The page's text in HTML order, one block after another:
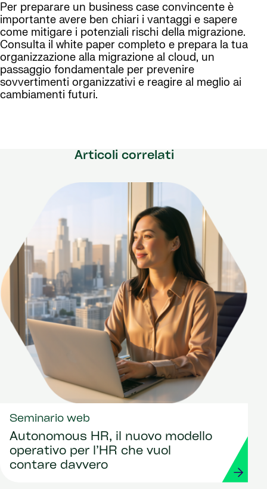
Per preparare un business case convincente è
importante avere ben chiari i vantaggi e sapere
come mitigare i potenziali rischi della migrazione.
Consulta il white paper completo e prepara la tua
organizzazione alla migrazione al cloud, un
passaggio fondamentale per prevenire
sovvertimenti organizzativi e reagire al meglio ai
cambiamenti futuri.
Articoli correlati
Seminario web
Autonomous HR, il nuovo modello
operativo per l’HR che vuol
contare davvero